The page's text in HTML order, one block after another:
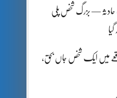
حادثہ — بزرگ شخص پلی
میں ایک شخص جاں بحق،